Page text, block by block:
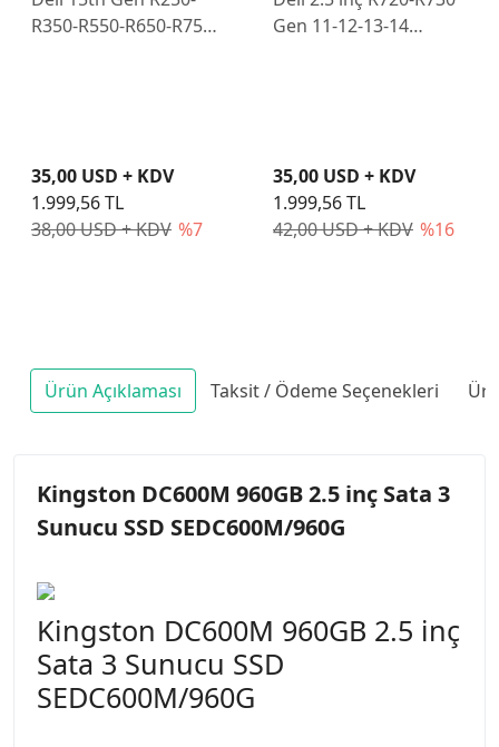
R350-R550-R650-R750
38,00 USD + KDV %7
35,00 USD + KDV
1.999,56 TL
Gen 11-12-13-14
42,00 USD + KDV %16
35,00 USD + KDV
1.999,56 TL
Ürün Açıklaması Taksit / Ödeme Seçenekleri
Kingston DC600M 960GB 2.5 inç Sata 3
Sunucu SSD SEDC600M/960G
Kingston DC600M 960GB 2.5 inç
Sata 3 Sunucu SSD
SEDC600M/960G